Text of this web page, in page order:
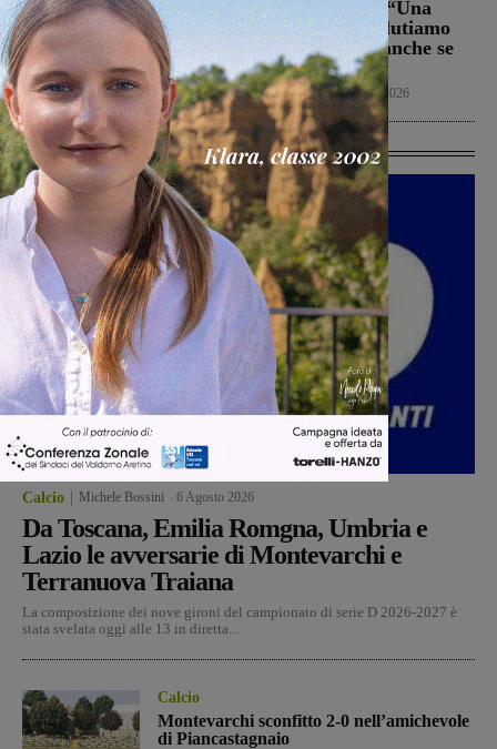
paio i volti nuovi
San Giovanni Valdarno
6 Agosto 2026
sei mesi. Vadi: “Una
risposta che valutiamo
positivamente anche se
con prudenza”
Cronaca 6 Agosto 2026
Ultime Calcio
Calcio Michele Bossini 6 Agosto 2026
Da Toscana, Emilia Romgna, Umbria e
Lazio le avversarie di Montevarchi e
Terranuova Traiana
La composizione dei nove gironi del campionato di serie D 2026-2027 è
stata svelata oggi alle 13 in diretta...
Calcio
Montevarchi sconfitto 2-0 nell’amichevole
di Piancastagnaio